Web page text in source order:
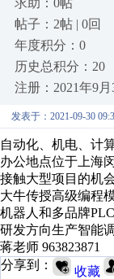
求助：0帖
帖子：2帖 | 0回
年度积分：0
历史总积分：20
注册：2021年9月
发表于：2021-09-30
自动化、机电、计
办公地点位于上海
接触大型项目的机会
大牛传授高级编程模
机器人和多品牌
研发方向生产智能
蒋老师 963823871
分享到：
收藏